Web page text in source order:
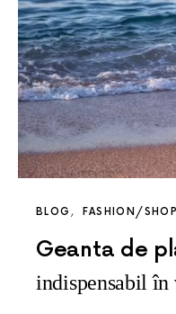
BLOG FASHION/
Geanta de
indispensabil în